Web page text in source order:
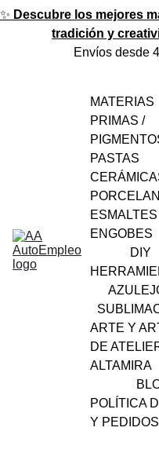
✨ Descubre los mejores
tradición y
Envíos desde
MATERIAS
PRIMAS /
PASTAS
ENGOBES
DIY
ARTE Y
DE
ALTAMIRA
POLÍTICA
Y PEDIDOS